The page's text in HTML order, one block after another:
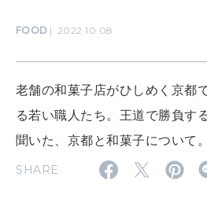
FOOD 2022.10.08
老舗の和菓子店がひしめく京都
る若い職人たち。王道で勝負す
聞いた、京都と和菓子について。
SHARE